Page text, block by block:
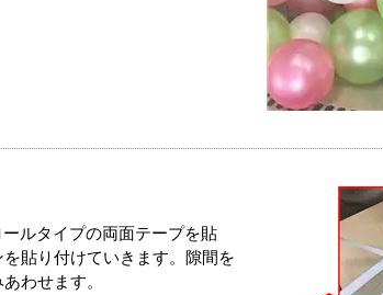
ルタイプの両面テープを貼
貼り付けていきます。隙間を
わせます。